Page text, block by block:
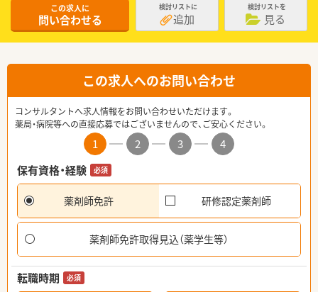
この求人に
問い合わせる
検討リストに
追加
検討リストを
見る
この求人へのお問い合わせ
コンサルタントへ求人情報をお問い合わせいただけます。
薬局・病院等への直接応募ではございませんので、ご安心ください。
1 2 3
4
保有資格・経験
必須
薬剤師免許 研修認定薬剤師
薬剤師免許取得見込（薬学生等）
転職時期 必須